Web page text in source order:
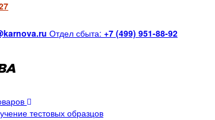
Отдел сбыта: +7 (499) 951-88-92
тестовых образцов